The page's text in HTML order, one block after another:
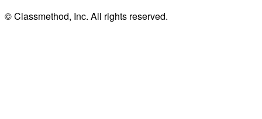
© Classmethod, Inc. All rights reserved.